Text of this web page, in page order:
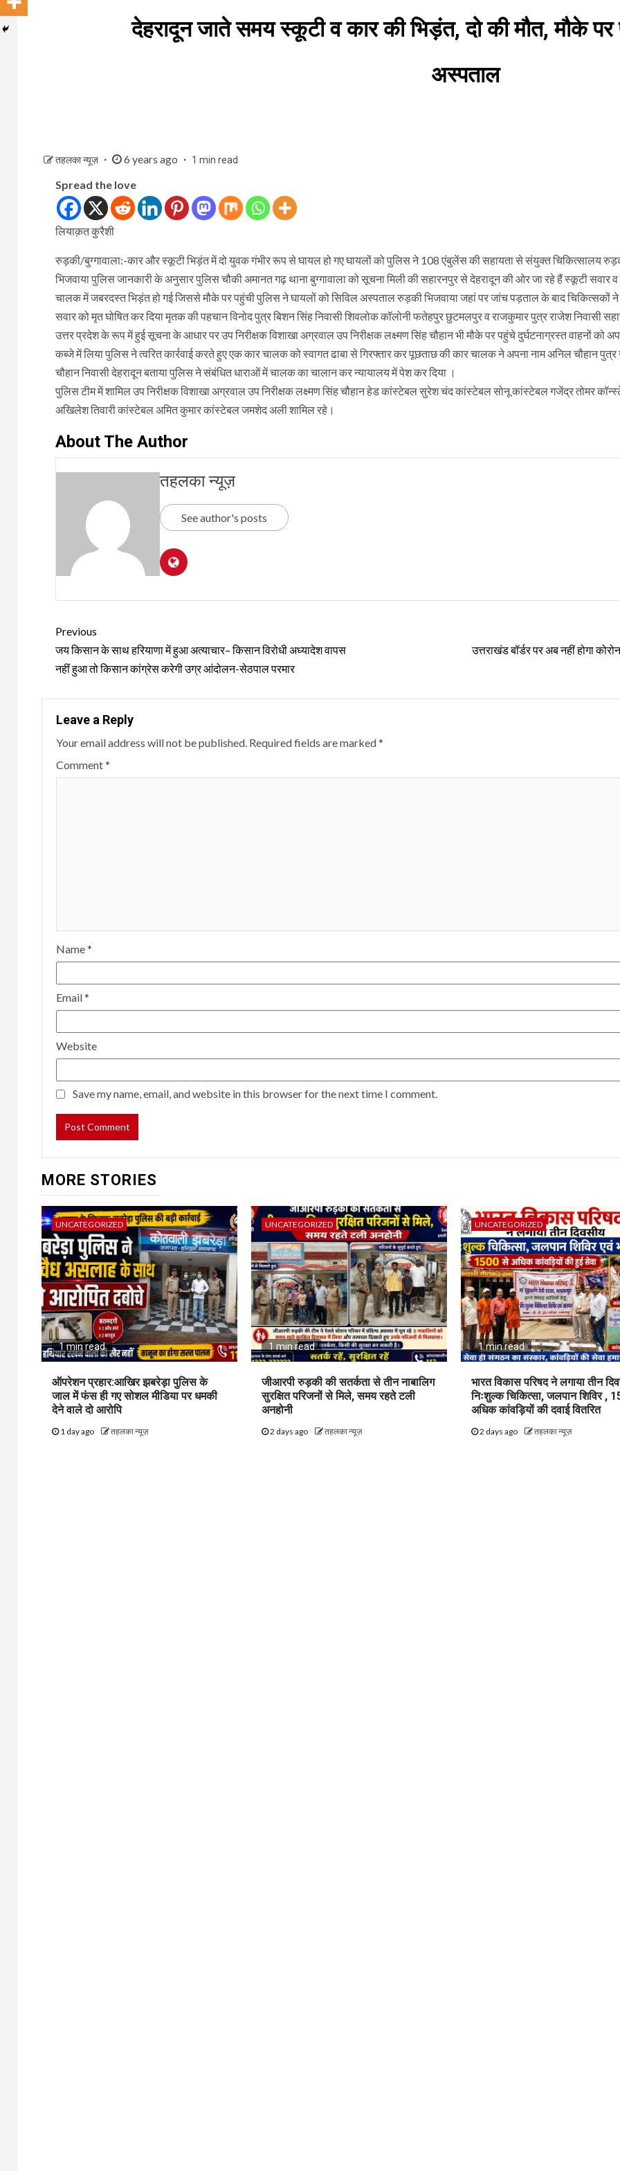
देहरादून जाते समय स्कूटी व कार की भिड़ंत, दो की मौत, मौके पर
अस्पताल
तहलका न्यूज़ 6 years ago 1 min read
Spread the love
लियाक़त कुरैशी
रुड़की/बुग्गावाला:-कार और स्कूटी भिड़ंत में दो युवक गंभीर रूप से घायल हो गए घायलों को पुलिस ने 108 एंबुलेंस की सहायता से संयुक्त चिकित्सालय
भिजवाया पुलिस जानकारी के अनुसार पुलिस चौकी अमानत गढ़ थाना बुग्गावाला को सूचना मिली की सहारनपुर से देहरादून की ओर जा रहे हैं स्कूटी सवार व
चालक में जबरदस्त भिड़ंत हो गई जिससे मौके पर पहुंची पुलिस ने घायलों को सिविल अस्पताल रुड़की भिजवाया जहां पर जांच पड़ताल के बाद चिकित्सकों
सवार को मृत घोषित कर दिया मृतक की पहचान विनोद पुत्र बिशन सिंह निवासी शिवलोक कॉलोनी फतेहपुर छुटमलपुर व राजकुमार पुत्र राजेश निवासी
उत्तर प्रदेश के रूप में हुई सूचना के आधार पर उप निरीक्षक विशाखा अग्रवाल उप निरीक्षक लक्ष्मण सिंह चौहान भी मौके पर पहुंचे दुर्घटनाग्रस्त वाहनों को
कब्जे में लिया पुलिस ने त्वरित कार्रवाई करते हुए एक कार चालक को स्वागत ढाबा से गिरफ्तार कर पूछताछ की कार चालक ने अपना नाम अनिल चौहान पुत्र
चौहान निवासी देहरादून बताया पुलिस ने संबंधित धाराओं में चालक का चालान कर न्यायालय में पेश कर दिया ।
पुलिस टीम में शामिल उप निरीक्षक विशाखा अग्रवाल उप निरीक्षक लक्ष्मण सिंह चौहान हेड कांस्टेबल सुरेश चंद कांस्टेबल सोनू कांस्टेबल गजेंद्र तोमर
अखिलेश तिवारी कांस्टेबल अमित कुमार कांस्टेबल जमशेद अली शामिल रहे।
About The Author
तहलका न्यूज़
See author's posts
Continue
Reading
Previous
जय किसान के साथ हरियाणा में हुआ अत्याचार– किसान विरोधी अध्यादेश वापस
नहीं हुआ तो किसान कांग्रेस करेगी उग्र आंदोलन-सेठपाल परमार
उत्तराखंड बॉर्डर पर अब नहीं होगा
Leave a Reply
Your email address will not be published. Required fields are marked*
Comment*
Name*
Email*
Website
Save my name, email, and website in this browser for the next time I comment.
MORE STORIES
UNCATEGORIZED
1 min read
ऑपरेशन प्रहार:आखिर झबरेड़ा पुलिस के
जाल में फंस ही गए सोशल मीडिया पर धमकी
देने वाले दो आरोपि
1 day ago तहलका न्यूज़
UNCATEGORIZED
1 min read
जीआरपी रुड़की की सतर्कता से तीन नाबालिग
सुरक्षित परिजनों से मिले, समय रहते टली
अनहोनी
2 days ago तहलका न्यूज़
UNCATEGORIZED
1 min read
भारत विकास परिषद ने लगाया तीन
निःशुल्क चिकित्सा, जलपान शिविर ,
अधिक कांवड़ियों की दवाई वितरित
2 days ago तहलका न्यूज़